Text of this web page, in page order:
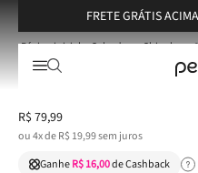
FRETE GRÁTIS
Calçados Chinelos
Chinelo Petite Jolie Fresh
R$ 79,99
ou4x deR$ 19,99sem juros
GanheR$ 16,00de Cashback